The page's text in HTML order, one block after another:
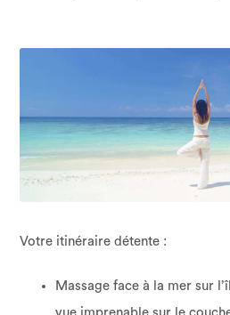
Votre itinéraire détente :
Massage face à la mer sur